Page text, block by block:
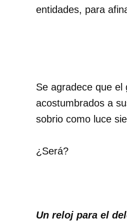
entidades, para
Se agradece que
acostumbrados a
sobrio como luce
¿Será?
Un reloj para el